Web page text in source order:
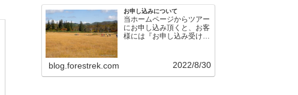
お申し込みについて
当ホームページからツアー
にお申し込み頂くと、お客
様には『お申し込み受け付
blog.forestrek.com 2022/8/30